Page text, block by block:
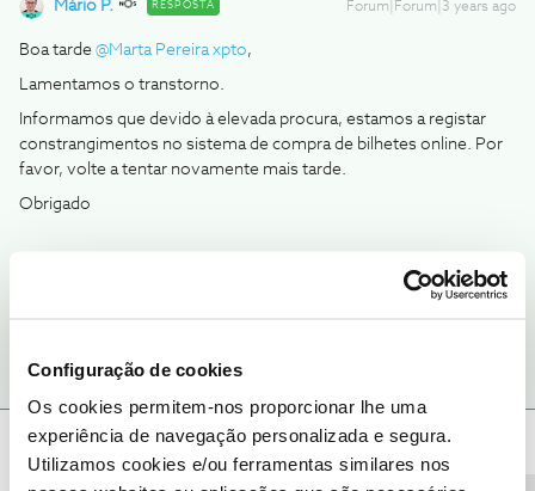
Configuração de cookies
Os cookies permitem-nos proporcionar lhe uma
experiência de navegação personalizada e segura.
Utilizamos cookies e/ou ferramentas similares nos
Mário P. RESPOSTA Forum|Forum|3 years ago
Boa tarde @Marta Pereira xpto,
Lamentamos o transtorno.
Informamos que devido à elevada procura, estamos a registar
constrangimentos no sistema de compra de bilhetes online. Por
favor, volte a tentar novamente mais tarde.
Obrigado
Ajude a comunidade a encontrar informação relevante. Marque
como "Melhor Resposta" e faça "Like" nos melhores comentários.
AUTOR